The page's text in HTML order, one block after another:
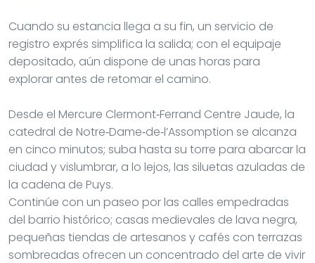
Cuando su estancia llega a su fin, un servicio de
registro exprés simplifica la salida; con el equipaje
depositado, aún dispone de unas horas para
explorar antes de retomar el camino.
Desde el Mercure Clermont‑Ferrand Centre Jaude, la
catedral de Notre‑Dame‑de‑l’Assomption se alcanza
en cinco minutos; suba hasta su torre para abarcar la
ciudad y vislumbrar, a lo lejos, las siluetas azuladas de
la cadena de Puys.
Continúe con un paseo por las calles empedradas
del barrio histórico; casas medievales de lava negra,
pequeñas tiendas de artesanos y cafés con terrazas
sombreadas ofrecen un concentrado del arte de vivir